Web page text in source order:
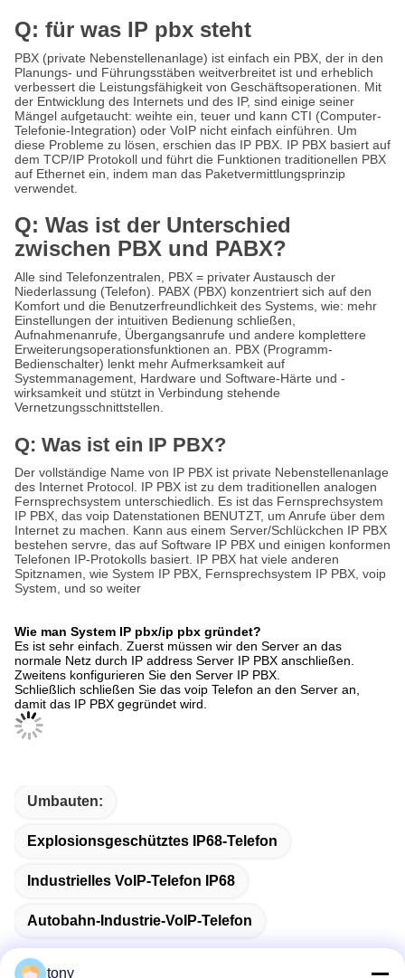
Q: für was IP pbx steht
PBX (private Nebenstellenanlage) ist einfach ein PBX, der in den
Planungs- und Führungsstäben weitverbreitet ist und erheblich
verbessert die Leistungsfähigkeit von Geschäftsoperationen. Mit
der Entwicklung des Internets und des IP, sind einige seiner
Mängel aufgetaucht: weihte ein, teuer und kann CTI (Computer-
Telefonie-Integration) oder VoIP nicht einfach einführen. Um
diese Probleme zu lösen, erschien das IP PBX. IP PBX basiert auf
dem TCP/IP Protokoll und führt die Funktionen traditionellen PBX
auf Ethernet ein, indem man das Paketvermittlungsprinzip
verwendet.
Q: Was ist der Unterschied
zwischen PBX und PABX?
Alle sind Telefonzentralen, PBX = privater Austausch der
Niederlassung (Telefon). PABX (PBX) konzentriert sich auf den
Komfort und die Benutzerfreundlichkeit des Systems, wie: mehr
Einstellungen der intuitiven Bedienung schließen,
Aufnahmenanrufe, Übergangsanrufe und andere komplettere
Erweiterungsoperationsfunktionen an. PBX (Programm-
Bedienschalter) lenkt mehr Aufmerksamkeit auf
Systemmanagement, Hardware und Software-Härte und -
wirksamkeit und stützt in Verbindung stehende
Vernetzungsschnittstellen.
Q: Was ist ein IP PBX?
Der vollständige Name von IP PBX ist private Nebenstellenanlage
des Internet Protocol. IP PBX ist zu dem traditionellen analogen
Fernsprechsystem unterschiedlich. Es ist das Fernsprechsystem
IP PBX, das voip Datenstationen BENUTZT, um Anrufe über dem
Internet zu machen. Kann aus einem Server/Schlückchen IP PBX
bestehen servre, das auf Software IP PBX und einigen konformen
Telefonen IP-Protokolls basiert. IP PBX hat viele anderen
Spitznamen, wie System IP PBX, Fernsprechsystem IP PBX, voip
System, und so weiter
Wie man System IP pbx/ip pbx gründet?
Es ist sehr einfach. Zuerst müssen wir den Server an das
normale Netz durch IP address Server IP PBX anschließen.
Zweitens konfigurieren Sie den Server IP PBX.
Schließlich schließen Sie das voip Telefon an den Server an,
damit das IP PBX gegründet wird.
Umbauten:
Explosionsgeschütztes IP68-Telefon
Industrielles VoIP-Telefon IP68
Autobahn-Industrie-VoIP-Telefon
tony